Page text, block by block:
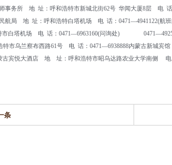
务所 地 址：呼和浩特市新城北街62号 华闻大厦8层 电
民航局 地 址：呼和浩特白塔机场 电 话：
市白塔机场 电 话：0471—6963160(问询处)
特市乌兰察布西路61号 电 话：0471—6938888内蒙古新
古宾悦大酒店 地 址：呼和浩特市昭乌达路农业大学南侧
条